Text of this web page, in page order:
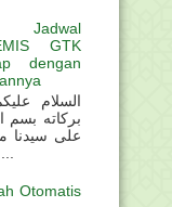
Jadwal
GTK
dengan
السلام
بركاته بسم
على سيدنا
Otomatis